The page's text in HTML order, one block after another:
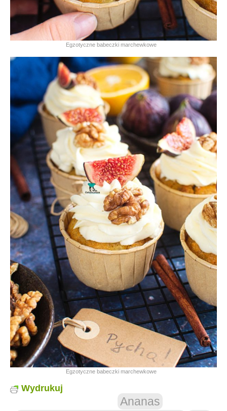
Egzotyczne babeczki marchewkowe
Egzotyczne babeczki marchewkowe
Wydrukuj
Ananas